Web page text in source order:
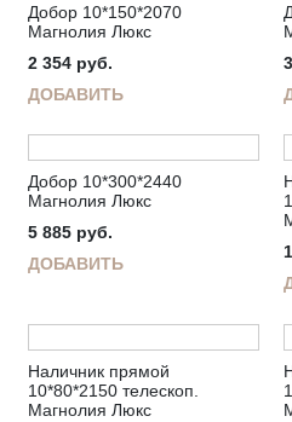
Добор 10*150*2070
Магнолия Люкс
2 354 руб.
ДОБАВИТЬ
Добор 10*300*2440
Магнолия Люкс
5 885 руб.
ДОБАВИТЬ
Наличник прямой
10*80*2150 телескоп.
Магнолия Люкс